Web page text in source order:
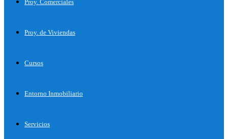
Proy. Comerciales
Proy. de Viviendas
Cursos
Entorno Inmobiliario
Servicios